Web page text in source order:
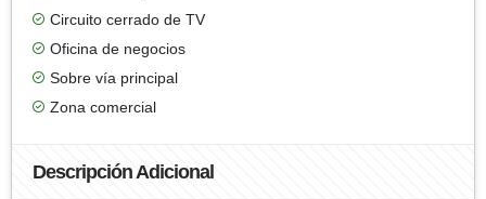
Circuito cerrado de TV
Oficina de negocios
Sobre vía principal
Zona comercial
Descripción Adicional